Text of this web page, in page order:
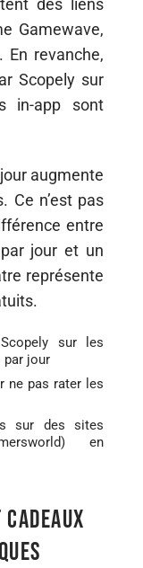
Gamewave,
En revanche,
Scopely sur
in-app sont
augmente
Ce n’est pas
entre
jour et un
représente
sur les
par jour
ne pas rater les
sur des sites
en